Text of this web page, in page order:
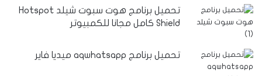
تحميل برنامج هوت سبوت شيلد Hotspot
Shield كامل مجانا للكمبيوتر
تحميل برنامج aqwhatsapp ميديا فاير